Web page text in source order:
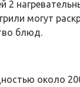
2
могут
блюд.
около